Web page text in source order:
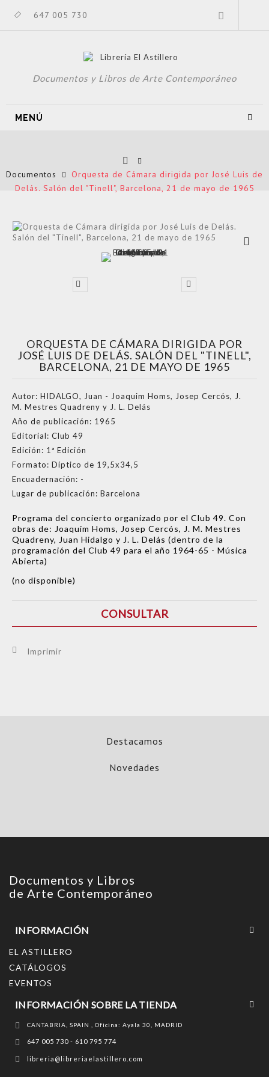
647 005 730
Documentos y Libros de Arte Contemporáneo
MENÚ
Documentos
Orquesta de Cámara dirigida por José Luis de
Delás. Salón del "Tinell", Barcelona, 21 de mayo de 1965
ORQUESTA DE CÁMARA DIRIGIDA POR
JOSÉ LUIS DE DELÁS. SALÓN DEL "TINELL",
BARCELONA, 21 DE MAYO DE 1965
Autor: HIDALGO, Juan - Joaquim Homs, Josep Cercós, J.
M. Mestres Quadreny y J. L. Delás
Año de publicación: 1965
Editorial: Club 49
Edición: 1ª Edición
Formato: Díptico de 19,5x34,5
Encuadernación: -
Lugar de publicación: Barcelona
Programa del concierto organizado por el Club 49. Con
obras de: Joaquim Homs, Josep Cercós, J. M. Mestres
Quadreny, Juan Hidalgo y J. L. Delás (dentro de la
programación del Club 49 para el año 1964-65 - Música
Abierta)
(no disponible)
CONSULTAR
Imprimir
Destacamos
Novedades
Documentos y Libros
de Arte Contemporáneo
INFORMACIÓN
EL ASTILLERO
CATÁLOGOS
EVENTOS
INFORMACIÓN SOBRE LA TIENDA
CANTABRIA, SPAIN , Oficina: Ayala 30, MADRID
647 005 730 - 610 795 774
libreria@libreriaelastillero.com